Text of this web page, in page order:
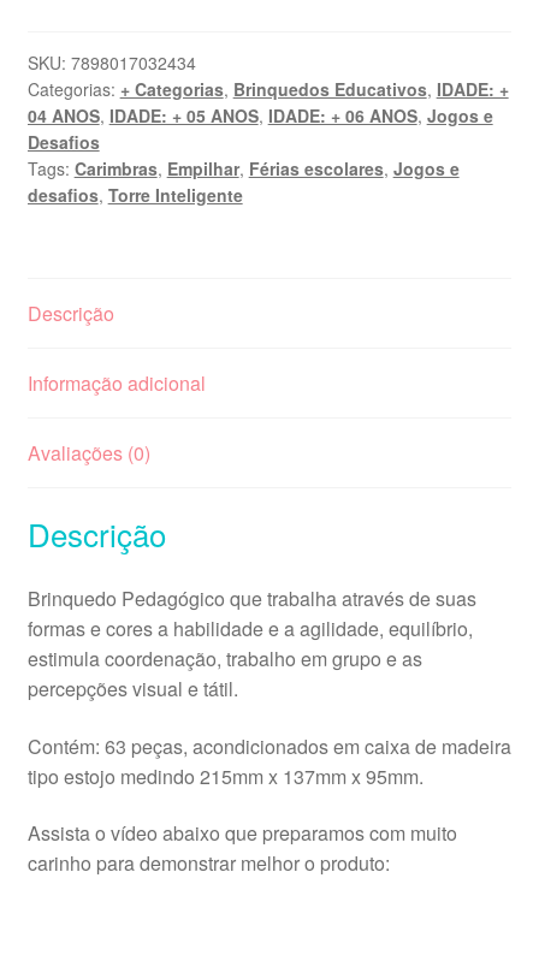
SKU: 7898017032434
Categorias: + Categorias, Brinquedos Educativos, IDADE: +
04 ANOS, IDADE: + 05 ANOS, IDADE: + 06 ANOS, Jogos e
Desafios
Tags: Carimbras, Empilhar, Férias escolares, Jogos e
desafios, Torre Inteligente
Descrição
Informação adicional
Avaliações (0)
Descrição
Brinquedo Pedagógico que trabalha através de suas
formas e cores a habilidade e a agilidade, equilíbrio,
estimula coordenação, trabalho em grupo e as
percepções visual e tátil.
Contém: 63 peças, acondicionados em caixa de madeira
tipo estojo medindo 215mm x 137mm x 95mm.
Assista o vídeo abaixo que preparamos com muito
carinho para demonstrar melhor o produto: